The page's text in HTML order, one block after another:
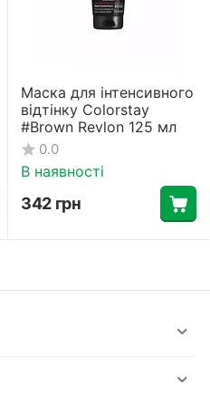
Маска для інтенсивного
відтінку Colorstay
#Brown Revlon 125 мл
0.0
В наявності
342 грн